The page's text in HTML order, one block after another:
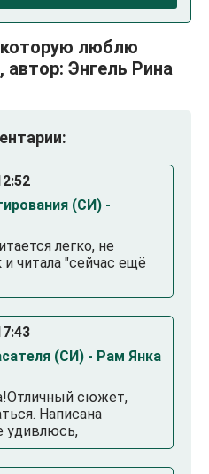
люблю
Энгель Рина
(СИ) -
легко, не
и читала "сейчас ещё
(СИ) - Рам Янка
сюжет,
Написана
удивлюсь,